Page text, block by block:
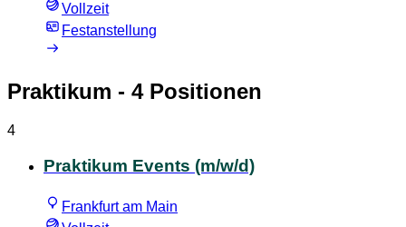
Vollzeit
Festanstellung
Praktikum - 4 Positionen
4
Praktikum Events (m/w/d)
Frankfurt am Main